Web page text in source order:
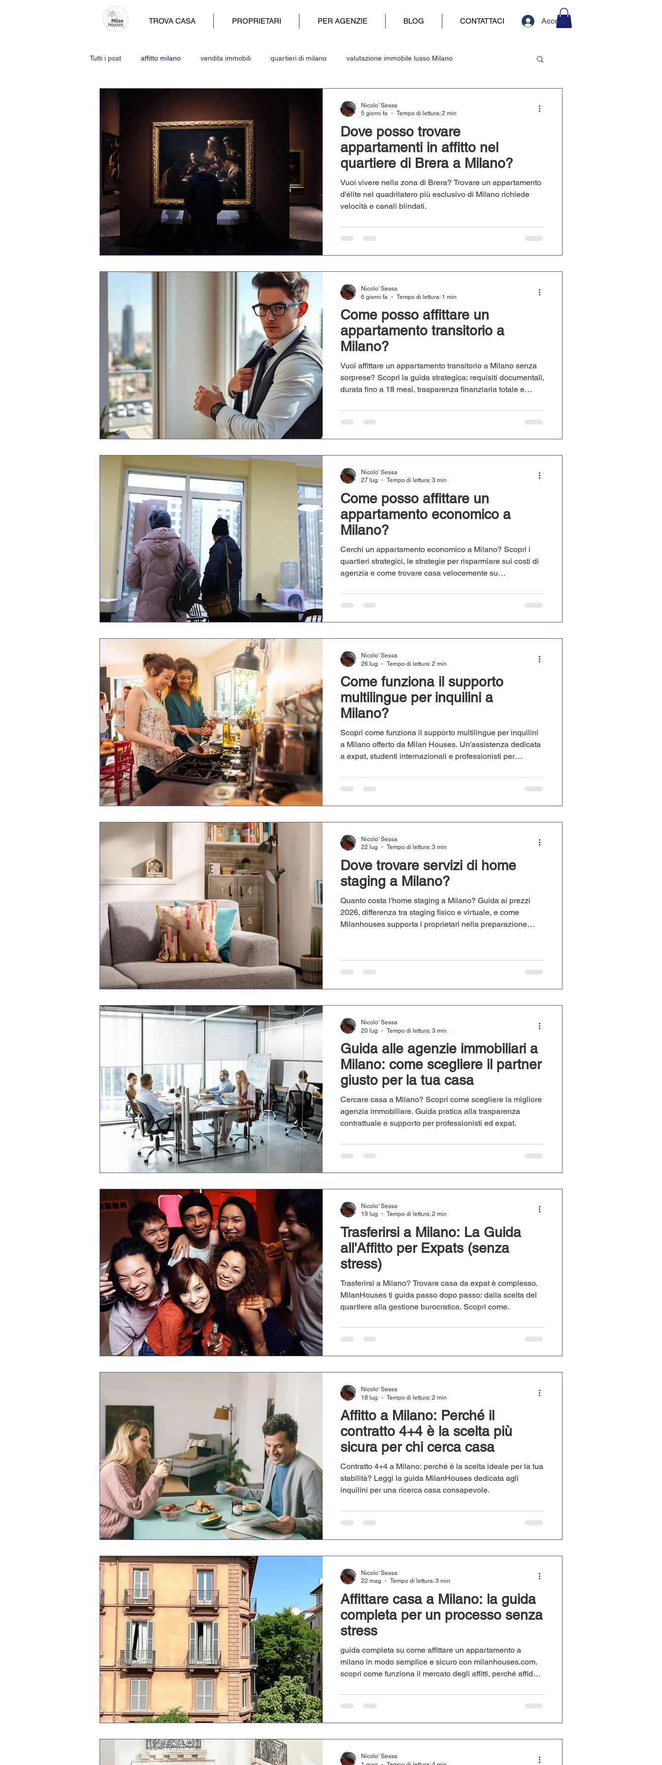
TROVA CASA PROPRIETARI PER AGENZIE BLOG CONTATTACI Accedi
Tutti i post affitto milano vendita immobili quartieri di milano valutazione immobile lusso Milano
per proprietari
Dove posso trovare
appartamenti in affitto nel
quartiere di Brera a Milano?
Vuoi vivere nella zona di Brera? Trovare un appartamento
d'élite nel quadrilatero più esclusivo di Milano richiede
velocità e canali blindati.
Nicolo' Sessa
5 giorni fa
Tempo di lettura: 2 min
Come posso affittare un
appartamento transitorio a
Milano?
Vuoi affittare un appartamento transitorio a Milano senza
sorprese? Scopri la guida strategica: requisiti documentali,
durata fino a 18 mesi, trasparenza finanziaria totale e
conquista subito la chiave del tuo successo milanese.
Prenota la tua consulenza.
Nicolo' Sessa
6 giorni fa
Tempo di lettura: 1 min
Come posso affittare un
appartamento economico a
Milano?
Cerchi un appartamento economico a Milano? Scopri i
quartieri strategici, le strategie per risparmiare sui costi di
agenzia e come trovare casa velocemente su
Nicolo' Sessa
27 lug
Tempo di lettura: 3 min
Come funziona il supporto
multilingue per inquilini a
Milano?
Scopri come funziona il supporto multilingue per inquilini
a Milano offerto da Milan Houses. Un'assistenza dedicata
a expat, studenti internazionali e professionisti per
contrattualistica e la burocrazia.
Nicolo' Sessa
26 lug
Tempo di lettura: 2 min
Dove trovare servizi di home
staging a Milano?
Quanto costa l'home staging a Milano? Guida ai prezzi
2026, differenza tra staging fisico e virtuale, e come
Milanhouses supporta i proprietari nella preparazione
Nicolo' Sessa
22 lug
Tempo di lettura: 3 min
Guida alle agenzie immobiliari a
Milano: come scegliere il partner
giusto per la tua casa
Cercare casa a Milano? Scopri come scegliere la migliore
agenzia immobiliare. Guida pratica alla trasparenza
contrattuale e supporto per professionisti ed expat.
Nicolo' Sessa
20 lug
Tempo di lettura: 3 min
Trasferirsi a Milano: La Guida
all'Affitto per Expats (senza
stress)
Trasferirsi a Milano? Trovare casa da expat è complesso.
MilanHouses ti guida passo dopo passo: dalla scelta del
quartiere alla gestione burocratica. Scopri come.
Nicolo' Sessa
19 lug
Tempo di lettura: 2 min
Affitto a Milano: Perché il
contratto 4+4 è la scelta più
sicura per chi cerca casa
Contratto 4+4 a Milano: perché è la scelta ideale per la tua
stabilità? Leggi la guida MilanHouses dedicata agli
inquilini per una ricerca casa consapevole.
Nicolo' Sessa
18 lug
Tempo di lettura: 2 min
Affittare casa a Milano: la guida
completa per un processo senza
stress
guida completa su come affittare un appartamento a
milano in modo semplice e sicuro con milanhouses.com.
scopri come funziona il mercato degli affitti, perché affidarti
stress, con trasparenza e supporto professionale.
Nicolo' Sessa
22 mag
Tempo di lettura: 3 min
Nicolo' Sessa